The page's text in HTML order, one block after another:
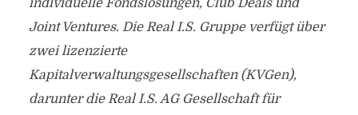
individuelle Fondslösungen, Club Deals und
Joint Ventures. Die Real I.S. Gruppe verfügt über
zwei lizenzierte
Kapitalverwaltungsgesellschaften (KVGen),
darunter die Real I.S. AG Gesellschaft für